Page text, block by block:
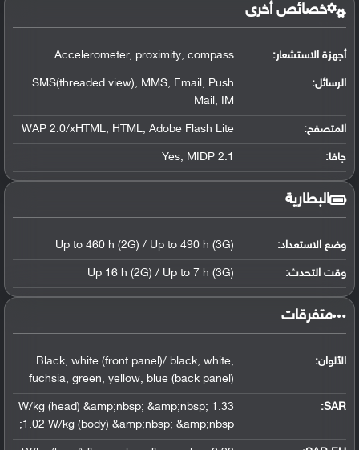
خصائص أخرى
أجهزة الاستشعار: Accelerometer, proximity, compass
الرسائل:
SMS(threaded view), MMS, Email, Push
Mail, IM
المتصفح: WAP 2.0/xHTML, HTML, Adobe Flash Lite
جافا: Yes, MIDP 2.1
البطارية
وضع الاستعداد: Up to 460 h (2G) / Up to 490 h (3G)
وقت التحدث: Up 16 h (2G) / Up to 7 h (3G)
‏متفرقات‏
الألوان:
Black, white (front panel)/ black, white,
fuchsia, green, yellow, blue (back panel)
SAR
:
1.33 W/kg (head) &amp;nbsp; &amp;nbsp;
1.02 W/kg (body) &amp;nbsp; &amp;nbsp;